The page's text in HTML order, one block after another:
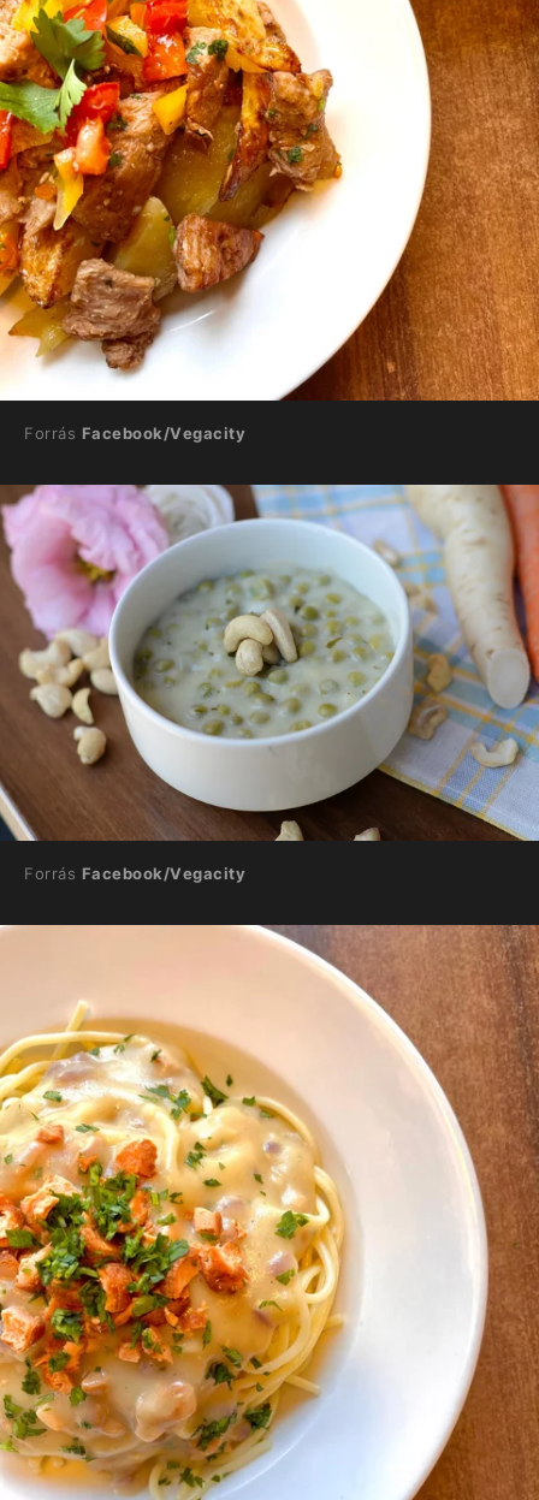
Forrás Facebook/Vegacity
Forrás Facebook/Vegacity